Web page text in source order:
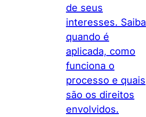
de seus
interesses. Saiba
quando é
aplicada, como
funciona o
processo e quais
são os direitos
envolvidos.